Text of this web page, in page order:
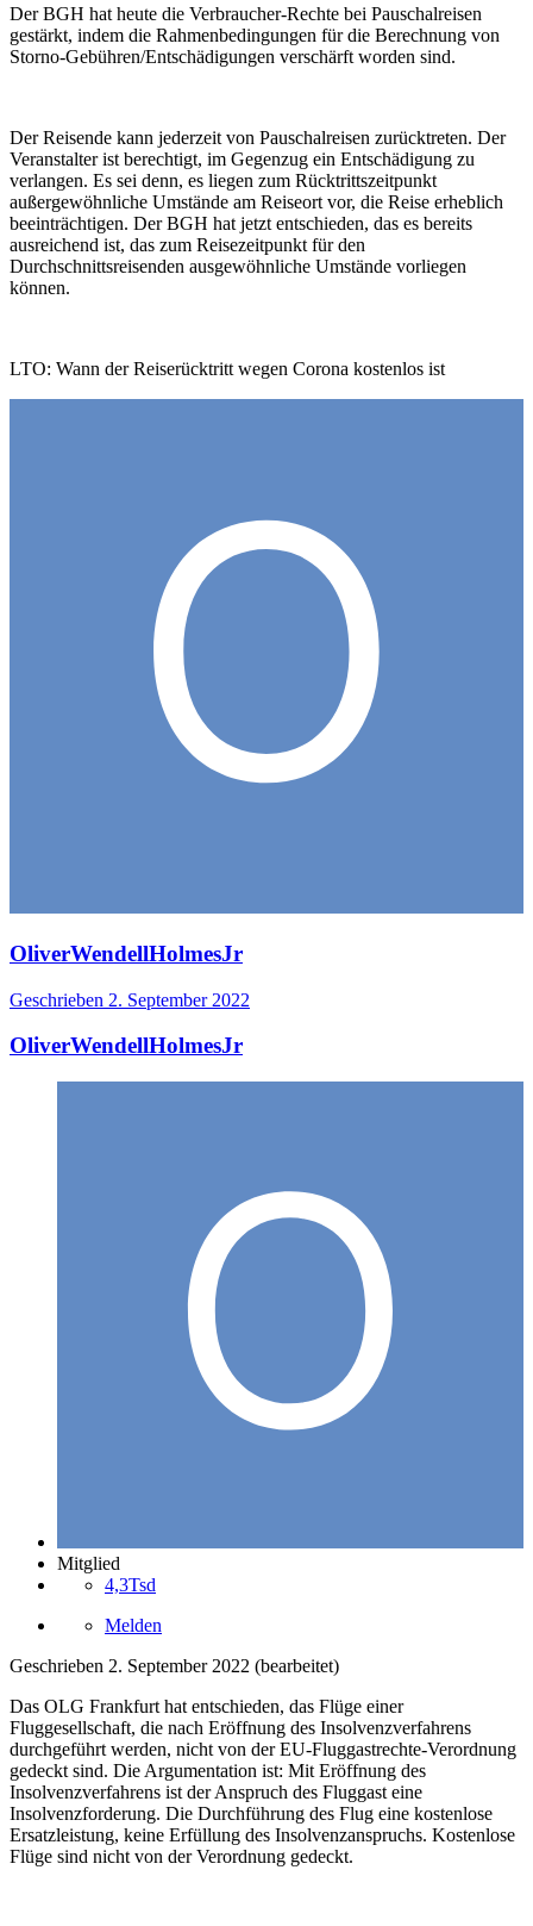
Der BGH hat heute die Verbraucher-Rechte bei Pauschalreisen
gestärkt, indem die Rahmenbedingungen für die Berechnung von
Storno-Gebühren/Entschädigungen verschärft worden sind.
Der Reisende kann jederzeit von Pauschalreisen zurücktreten. Der
Veranstalter ist berechtigt, im Gegenzug ein Entschädigung zu
verlangen. Es sei denn, es liegen zum Rücktrittszeitpunkt
außergewöhnliche Umstände am Reiseort vor, die Reise erheblich
beeinträchtigen. Der BGH hat jetzt entschieden, das es bereits
ausreichend ist, das zum Reisezeitpunkt für den
Durchschnittsreisenden ausgewöhnliche Umstände vorliegen
können.
LTO: Wann der Rei­se­rück­tritt wegen Corona kos­tenlos ist
OliverWendellHolmesJr
Geschrieben 2. September 2022
OliverWendellHolmesJr
Mitglied
4,3Tsd
Melden
Geschrieben 2. September 2022 (bearbeitet)
Das OLG Frankfurt hat entschieden, das Flüge einer
Fluggesellschaft, die nach Eröffnung des Insolvenzverfahrens
durchgeführt werden, nicht von der EU-Fluggastrechte-Verordnung
gedeckt sind. Die Argumentation ist: Mit Eröffnung des
Insolvenzverfahrens ist der Anspruch des Fluggast eine
Insolvenzforderung. Die Durchführung des Flug eine kostenlose
Ersatzleistung, keine Erfüllung des Insolvenzanspruchs. Kostenlose
Flüge sind nicht von der Verordnung gedeckt.